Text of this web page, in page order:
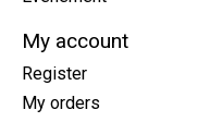
My account
Register
My orders